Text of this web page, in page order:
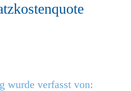
wurde verfasst von: